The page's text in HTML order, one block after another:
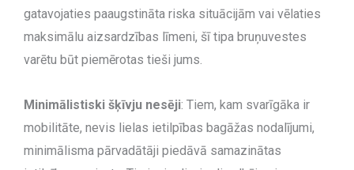
gatavojaties paaugstināta riska situācijām vai vēlaties
maksimālu aizsardzības līmeni, šī tipa bruņuvestes
varētu būt piemērotas tieši jums.
Minimālistiski šķīvju nesēji: Tiem, kam svarīgāka ir
mobilitāte, nevis lielas ietilpības bagāžas nodalījumi,
minimālisma pārvadātāji piedāvā samazinātas